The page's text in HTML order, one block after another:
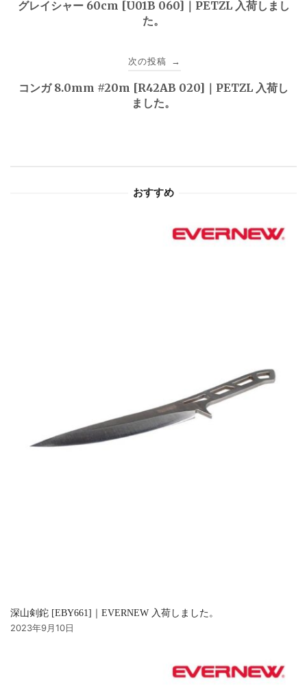
ゲ
グレイシャー 60cm [U01B 060]｜PETZL 入荷しまし
た。
次の投稿 →
コンガ 8.0mm #20m [R42AB 020]｜PETZL 入荷し
ました。
おすすめ
深山剣鉈 [EBY661]｜EVERNEW 入荷しました。
2023年9月10日